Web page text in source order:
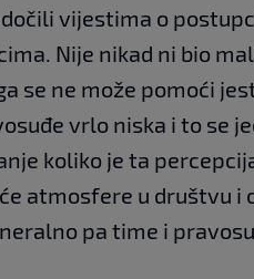
vijestima o
Nije nikad ni bio
se ne može pomoći
vrlo niska i to se
koliko je ta
atmosfere u društvu i
pa time i